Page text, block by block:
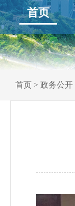
首页
首页 > 政务公开